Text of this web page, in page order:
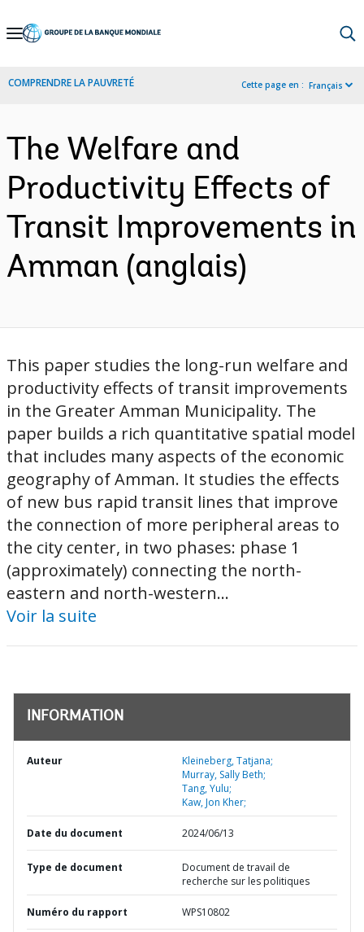
Skip
Navigation
COMPRENDRE LA PAUVRETÉ Cette page en : Français
The Welfare and
Productivity Effects of
Transit Improvements in
Amman (anglais)
This paper studies the long-run welfare and
productivity effects of transit improvements
in the Greater Amman Municipality. The
paper builds a rich quantitative spatial model
that includes many aspects of the economic
geography of Amman. It studies the effects
of new bus rapid transit lines that improve
the connection of more peripheral areas to
the city center, in two phases: phase 1
(approximately) connecting the north-
eastern and north-western...
Voir la suite
INFORMATION
Auteur
Kleineberg, Tatjana;
Murray, Sally Beth;
Tang, Yulu;
Kaw, Jon Kher;
Date du document 2024/06/13
Type de document
Document de travail de
recherche sur les politiques
Numéro du rapport WPS10802